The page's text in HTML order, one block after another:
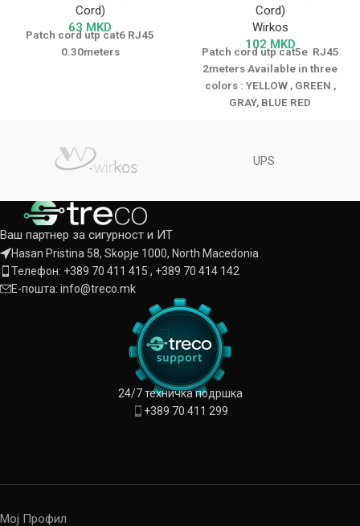
Cord)
63 MKD
Patch cord utp cat6 RJ45
0.30meters
Cord)
Wirkos
102 MKD
Patch cord utp cat5e RJ45
2meters Available in three
colors : YELLOW , GREEN ,
GRAY, BLUE RED
UPS
Ваш партнер за сигурност и ИТ
Hasan Pristina 58, Skopje 1000, North Macedonia
Телефон: +389 70 411 415 , +389 70 414 142
Е-пошта: info@treco.mk
24/7 техничка подршка
+389 70 411 299
Мој Профил